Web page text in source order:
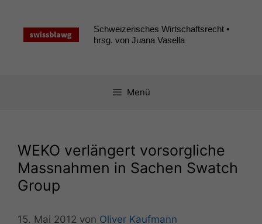
springen
Schweizerisches Wirtschaftsrecht •
hrsg. von Juana Vasella
Menü
WEKO verlängert vorsorgliche
Massnahmen in Sachen Swatch
Group
15. Mai 2012 von Oliver Kaufmann